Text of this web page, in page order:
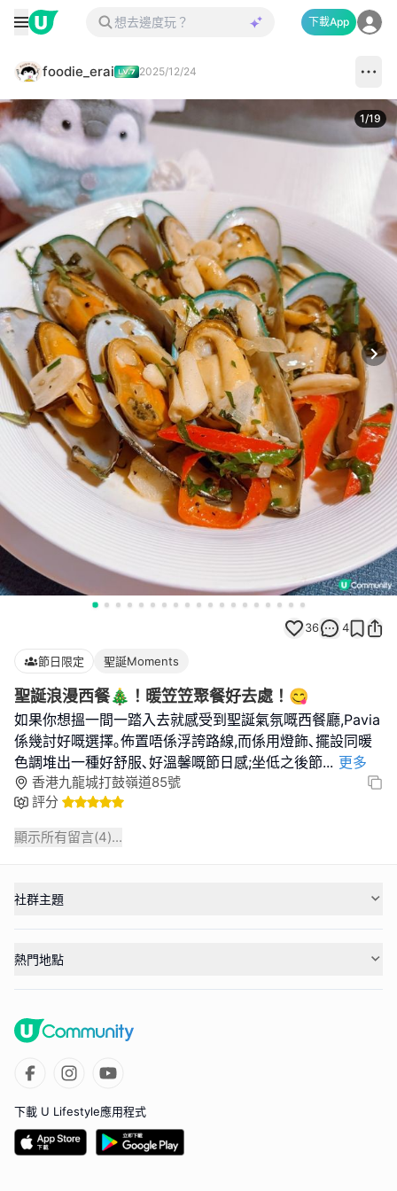
下載App
foodie_erai 2025/12/24
1/19
36 4
節日限定 聖誕Moments
聖誕浪漫西餐🎄！暖笠笠聚餐好去處！😋
如果你想搵一間一踏入去就感受到聖誕氣氛嘅西餐廳,Pavia
係幾討好嘅選擇｡佈置唔係浮誇路線,而係用燈飾､擺設同暖
色調堆出一種好舒服､好溫馨嘅節日感;坐低之後節... 更多
香港九龍城打鼓嶺道85號
評分
顯示所有留言(4)...
社群主題
熱門地點
下載 U Lifestyle應用程式